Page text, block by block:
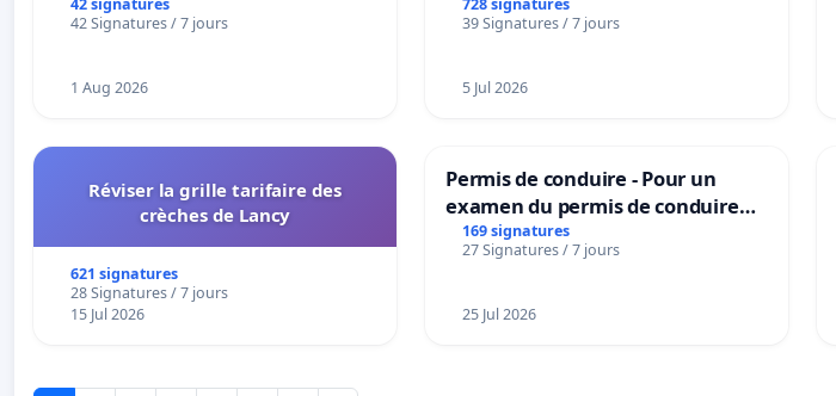
42 signatures
42 Signatures / 7 jours
1 Aug 2026
728 signatures
39 Signatures / 7 jours
5 Jul 2026
Réviser la grille tarifaire des
crèches de Lancy
621 signatures
28 Signatures / 7 jours
15 Jul 2026
Permis de conduire - Pour un
examen du permis de conduire
accessible dans plusieurs langues
à Bruxelles
169 signatures
27 Signatures / 7 jours
25 Jul 2026